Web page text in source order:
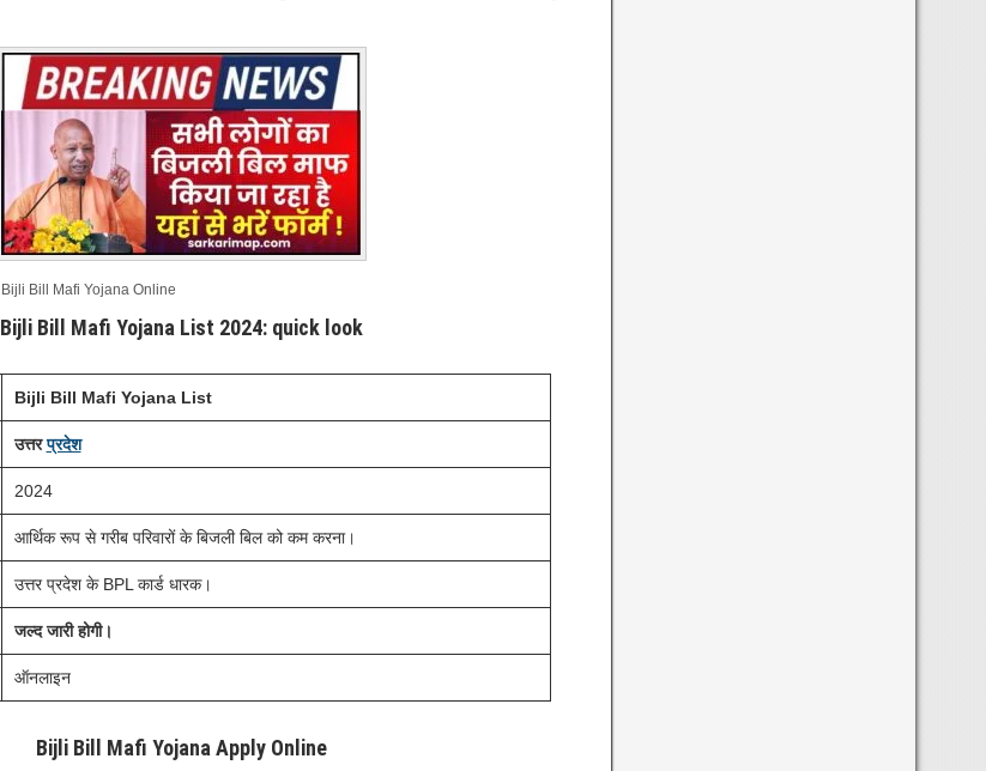
Bijli Bill Mafi Yojana Online
Bijli Bill Mafi Yojana List 2024: quick look
Bijli Bill Mafi Yojana List
उत्तरप्रदेश
2024
आर्थिक रूप से गरीब परिवारों के बिजली बिल को कम करना।
उत्तर प्रदेश के BPL कार्ड धारक।
जल्द जारी होगी।
ऑनलाइन
Bijli Bill Mafi Yojana Apply Online